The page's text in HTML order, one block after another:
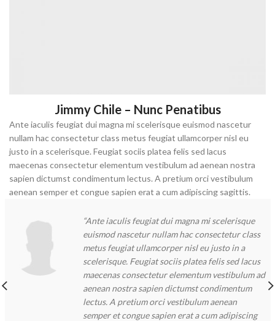
Jimmy Chile – Nunc Penatibus
Ante iaculis feugiat dui magna mi scelerisque euismod nascetur
nullam hac consectetur class metus feugiat ullamcorper nisl eu
justo in a scelerisque. Feugiat sociis platea felis sed lacus
maecenas consectetur elementum vestibulum ad aenean nostra
sapien dictumst condimentum lectus. A pretium orci vestibulum
aenean semper et congue sapien erat a cum adipiscing sagittis.
“Ante iaculis feugiat dui magna mi scelerisque
euismod nascetur nullam hac consectetur class
metus feugiat ullamcorper nisl eu justo in a
scelerisque. Feugiat sociis platea felis sed lacus
maecenas consectetur elementum vestibulum ad
aenean nostra sapien dictumst condimentum
lectus. A pretium orci vestibulum aenean
semper et congue sapien erat a cum adipiscing